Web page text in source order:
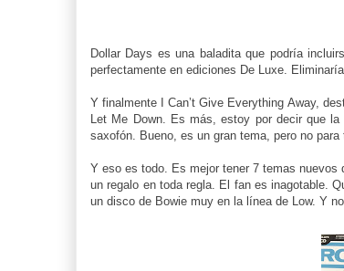
Dollar Days es una baladita que podría
perfectamente en ediciones De Luxe.
Y finalmente I Can’t Give Everything Away,
Let Me Down. Es más, estoy por decir que
saxofón. Bueno, es un gran tema, pero no para
Y eso es todo. Es mejor tener 7 temas nuevos
un regalo en toda regla. El fan es inagotable.
un disco de Bowie muy en la línea de Low. Y